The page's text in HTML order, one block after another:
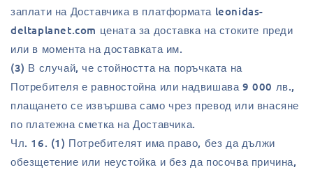
заплати на Доставчика в платформата leonidas-
deltaplanet.com цената за доставка на стоките преди
или в момента на доставката им.
(3) В случай, че стойността на поръчката на
Потребителя е равностойна или надвишава 9 000 лв.,
плащането се извършва само чрез превод или внасяне
по платежна сметка на Доставчика.
Чл. 16. (1) Потребителят има право, без да дължи
обезщетение или неустойка и без да посочва причина,